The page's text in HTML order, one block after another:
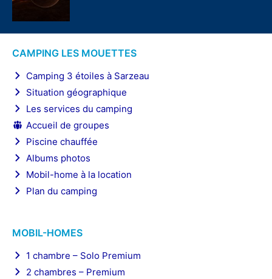
CAMPING LES MOUETTES
Camping 3 étoiles à Sarzeau
Situation géographique
Les services du camping
Accueil de groupes
Piscine chauffée
Albums photos
Mobil-home à la location
Plan du camping
MOBIL-HOMES
1 chambre – Solo Premium
2 chambres – Premium